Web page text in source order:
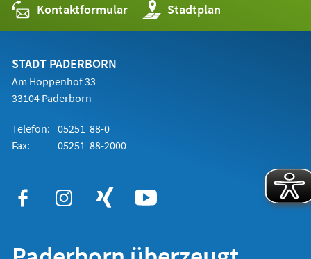
Kontaktformular Stadtplan
(Öffnet
in
einem
STADT PADERBORN
Am Hoppenhof 33
33104 Paderborn
Telefon: 05251 88-0
Fax:
05251 88-2000